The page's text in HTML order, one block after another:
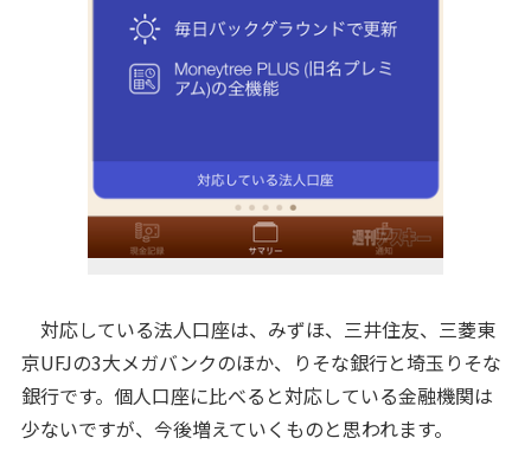
対応している法人口座は、みずほ、三井住友、三菱東
京UFJの3大メガバンクのほか、りそな銀行と埼玉りそな
銀行です。個人口座に比べると対応している金融機関は
少ないですが、今後増えていくものと思われます。